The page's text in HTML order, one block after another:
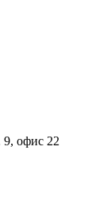
офис 22